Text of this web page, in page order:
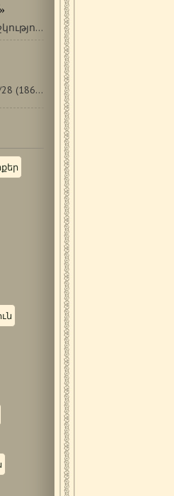
(քաղցկեղի բժշկություն սբ. Եփրեմի…
Փետրվարի 15/28 (1869-1960թթ.) Սբ. Անթիմոս…